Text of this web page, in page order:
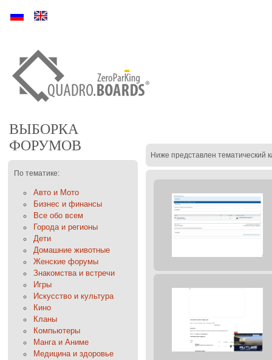
Ру En
ВЫБОРКА
ФОРУМОВ
По тематике:
Авто и Мото
Бизнес и финансы
Все обо всем
Города и регионы
Дети
Домашние животные
Женские форумы
Знакомства и встречи
Игры
Искусство и культура
Кино
Кланы
Компьютеры
Манга и Аниме
Медицина и здоровье
Ниже представлен тематический